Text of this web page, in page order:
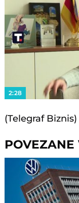
2:28
(Telegraf Biznis)
POVEZANE